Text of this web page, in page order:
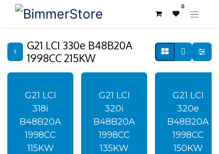
0
G21 LCI 330e B48B20A
1998CC 215KW
G21 LCI
318i
B48B20A
1998CC
115KW
G21 LCI
320i
B48B20A
1998CC
135KW
G21 LCI
320e
B48B20A
1998CC
150KW